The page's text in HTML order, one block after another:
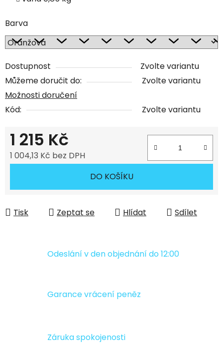
Barva
Dostupnost
Zvolte variantu
Můžeme doručit do:
Zvolte variantu
Možnosti doručení
Kód:
Zvolte variantu
1 215 Kč
1 004,13 Kč bez DPH
DO KOŠÍKU
Tisk Zeptat se Hlídat Sdílet
Odeslání v den objednání do 12:00
Garance vrácení peněz
Záruka spokojenosti